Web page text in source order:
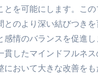
とを可能にします。この
とのより深い結びつき
感情のバランスを促進
貫したマインドフルネ
において大きな改善をも